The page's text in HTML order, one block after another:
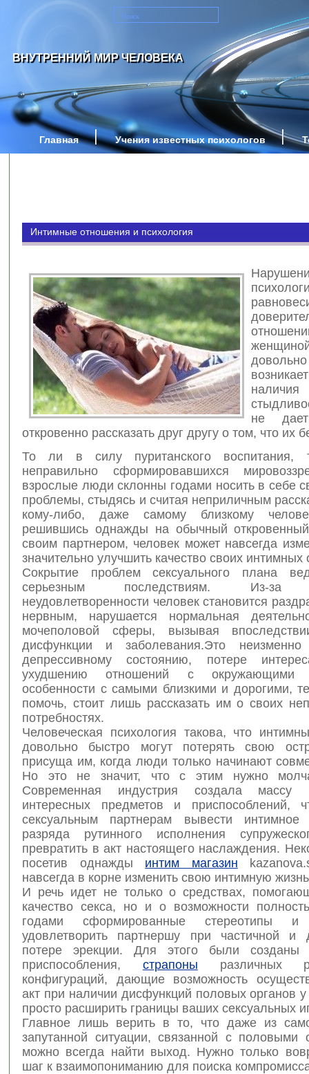
ВНУТРЕННИЙ МИР ЧЕЛОВЕКА
Главная Учения известных психологов
Интимные отношения и психология
не
откровенно рассказать друг другу о том, что их
То ли в силу пуританского воспитания,
неправильно сформировавшихся
взрослые люди склонны годами носить в себе
проблемы, стыдясь и считая неприличным
кому-либо, даже самому близкому
решившись однажды на обычный
своим партнером, человек может навсегда
значительно улучшить качество своих
Сокрытие проблем сексуального плана
серьезным последствиям. Из-за
неудовлетворенности человек становится
нервным, нарушается нормальная
мочеполовой сферы, вызывая
дисфункции и заболевания.Это
депрессивному состоянию, потере
ухудшению отношений с
особенности с самыми близкими и дорогими,
помочь, стоит лишь рассказать им о своих
потребностях.
Человеческая психология такова, что
довольно быстро могут потерять свою
присуща им, когда люди только начинают
Но это не значит, что с этим нужно
Современная индустрия создала массу
интересных предметов и приспособлений,
сексуальным партнерам вывести
разряда рутинного исполнения
превратить в акт настоящего наслаждения.
посетив однажды интим магазин
навсегда в корне изменить свою интимную
И речь идет не только о средствах,
качество секса, но и о возможности
годами сформированные стереотипы и
удовлетворить партнершу при частичной и
потере эрекции. Для этого были созданы
приспособления, страпоны различных
конфигураций, дающие возможность
акт при наличии дисфункций половых органов
просто расширить границы ваших сексуальных
Главное лишь верить в то, что даже из
запутанной ситуации, связанной с половыми
можно всегда найти выход. Нужно только
шаг к взаимопониманию для поиска